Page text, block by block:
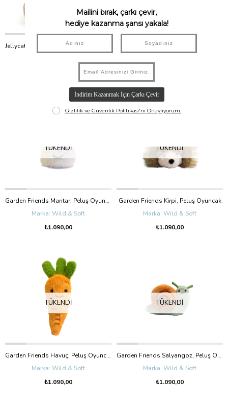
Mona Uyku Arkadaşı (Teşhir Ürünü)
TÜKENDI
Garden Friends Mantar, Peluş Oyuncak
Wild & Soft
₺1.090,00
TÜKENDI
Garden Friends Kirpi, Peluş Oyuncak
Wild & Soft
₺1.090,00
TÜKENDI
Garden Friends Havuç, Peluş Oyuncak
Wild & Soft
₺1.090,00
TÜKENDI
Garden Friends Salyangoz, Peluş Oyuncak
Wild & Soft
₺1.090,00